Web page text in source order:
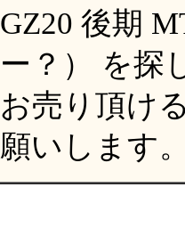
GZ20 後期
ー？） を探
お売り頂け
願いします。